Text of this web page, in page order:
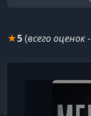
★5(всего оценок-